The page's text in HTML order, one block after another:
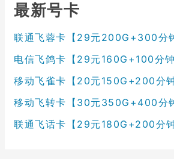
最新号卡
联通飞蓉卡【29元200G+300分
电信飞鸽卡【29元160G+100分钟
移动飞雀卡【20元150G+200分
移动飞转卡【30元350G+400分
联通飞话卡【29元180G+200分钟